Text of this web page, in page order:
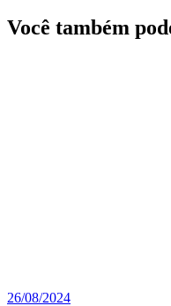
Você também
26/08/2024